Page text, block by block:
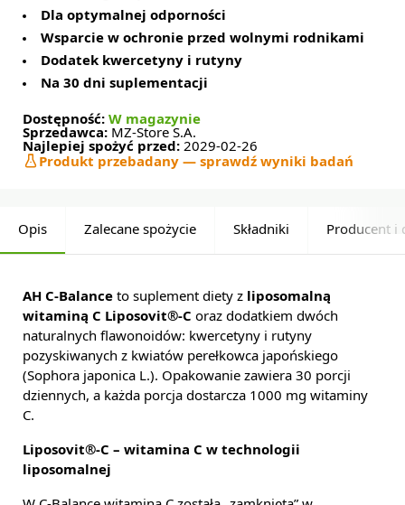
Dla optymalnej odporności
Wsparcie w ochronie przed wolnymi rodnikami
Dodatek kwercetyny i rutyny
Na 30 dni suplementacji
Dostępność: W magazynie
Sprzedawca: MZ-Store S.A.
Najlepiej spożyć przed: 2029-02-26
Produkt przebadany — sprawdź wyniki badań
Opis Zalecane spożycie Składniki Producent i
AH C-Balance to suplement diety z
liposomalną
witaminą C Liposovit®-C oraz dodatkiem dwóch
naturalnych flawonoidów: kwercetyny i rutyny
pozyskiwanych z kwiatów perełkowca japońskiego
(Sophora japonica L.). Opakowanie zawiera 30 porcji
dziennych, a każda porcja dostarcza 1000 mg witaminy
C.
Liposovit®-C – witamina C w technologii
liposomalnej